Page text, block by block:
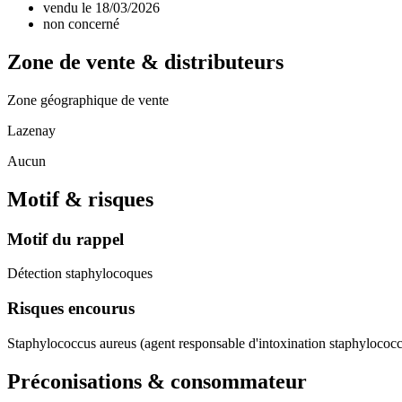
vendu le 18/03/2026
non concerné
Zone de vente & distributeurs
Zone géographique de vente
Lazenay
Aucun
Motif & risques
Motif du rappel
Détection staphylocoques
Risques encourus
Staphylococcus aureus (agent responsable d'intoxination
Préconisations & consommateur